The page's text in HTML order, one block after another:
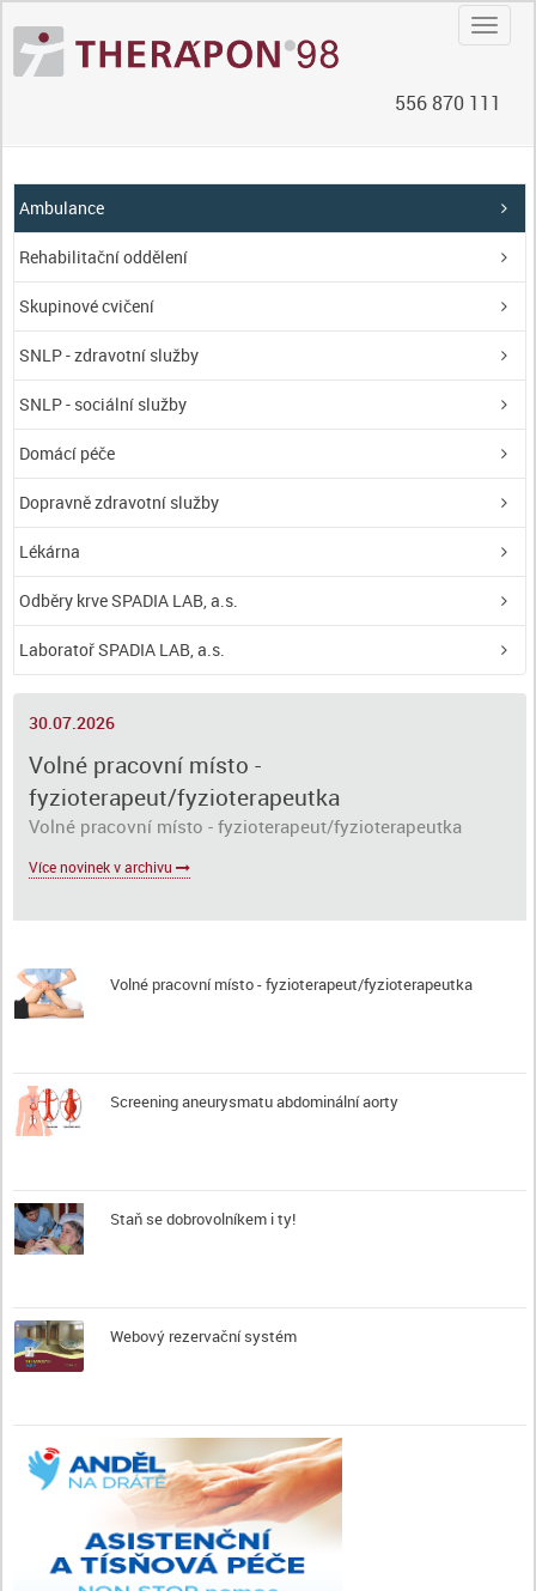
556 870 111
Ambulance
Rehabilitační oddělení
Skupinové cvičení
SNLP - zdravotní služby
SNLP - sociální služby
Domácí péče
Dopravně zdravotní služby
Lékárna
Odběry krve SPADIA LAB, a.s.
Laboratoř SPADIA LAB, a.s.
30.07.2026
Volné pracovní místo -
fyzioterapeut/fyzioterapeutka
Volné pracovní místo - fyzioterapeut/fyzioterapeutka
Více novinek v archivu
Volné pracovní místo - fyzioterapeut/fyzioterapeutka
Screening aneurysmatu abdominální aorty
Staň se dobrovolníkem i ty!
Webový rezervační systém